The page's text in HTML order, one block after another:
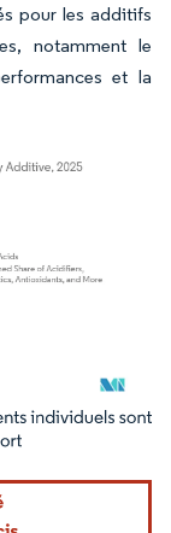
pour les additifs
notamment le
et la
attribution sous CC BY